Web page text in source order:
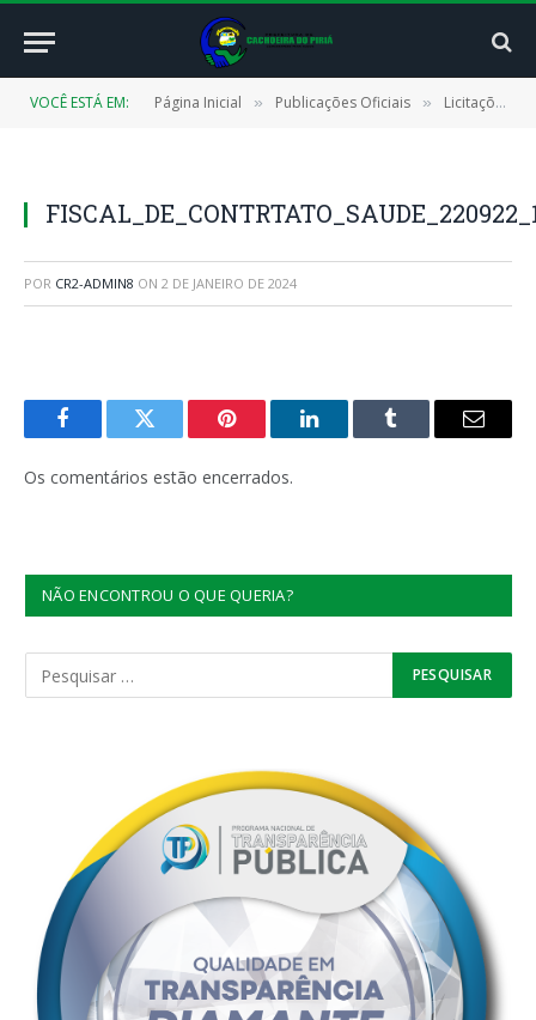
VOCÊ ESTÁ EM: Página Inicial » Publicações Oficiais » Licitações
POR CR2-ADMIN8 ON 2 DE JANEIRO DE 2024
FacebookTwitter Pinterest LinkedInTumblr
E-
Os comentários estão encerrados.
NÃO ENCONTROU O QUE QUERIA?